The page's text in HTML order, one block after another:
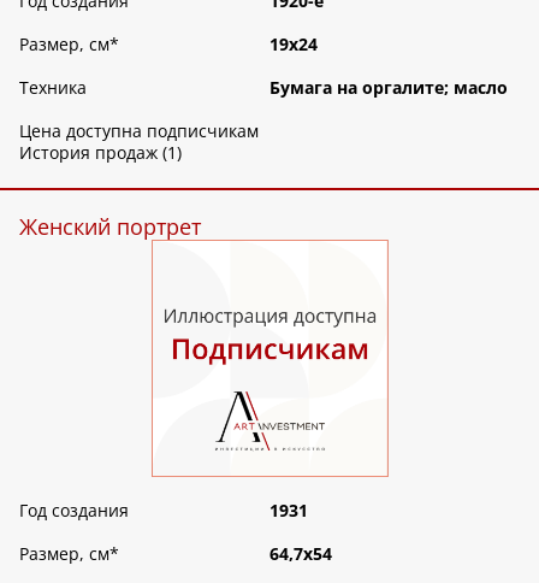
Размер, см*
19х24
Техника
Бумага на оргалите; масло
Цена доступна подписчикам
История продаж (1)
Женский портрет
Год создания
1931
Размер, см*
64,7х54